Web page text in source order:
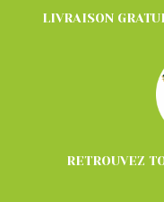
LIVRAISON
RETROUVEZ